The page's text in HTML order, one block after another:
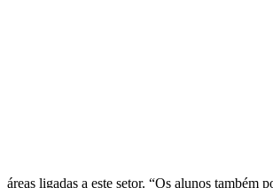
áreas ligadas a este setor. “Os alunos também